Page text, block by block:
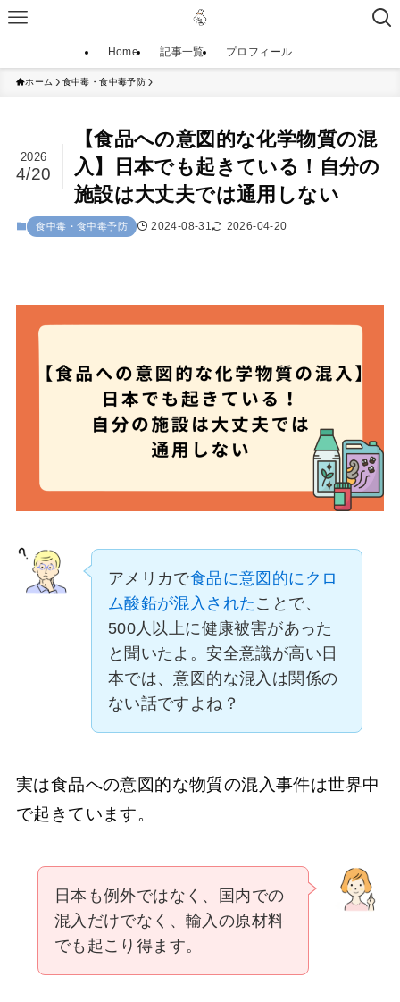
Home 記事一覧 プロフィール
ホーム 食中毒・食中毒予防
【食品への意図的な化学物質の混
入】日本でも起きている！自分の
施設は大丈夫では通用しない
2026
4/20
食中毒・食中毒予防 2024-08-31 2026-04-20
アメリカで食品に意図的にクロ
ム酸鉛が混入された ことで、
500人以上に健康被害があった
と聞いたよ。安全意識が高い日
本では、意図的な混入は関係の
ない話ですよね？
実は食品への意図的な物質の混入事件は世界中
で起きています。
日本も例外ではなく、国内での
混入だけでなく、輸入の原材料
でも起こり得ます。